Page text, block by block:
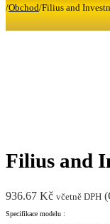
/Obchod/Filius and
Filius and
936.67 Kč včetně DPH (
Specifikace modelu :